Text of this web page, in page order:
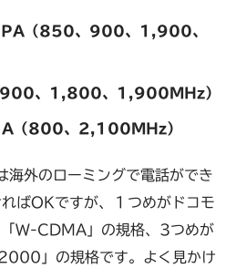
（850、900、1,900、
、1,800、1,900MHz）
（800、2,100MHz）
海外のローミングで電話ができ
ばOKですが、１つめがドコモ
W-CDMA」の規格、3つめが
」の規格です。よく見かけ